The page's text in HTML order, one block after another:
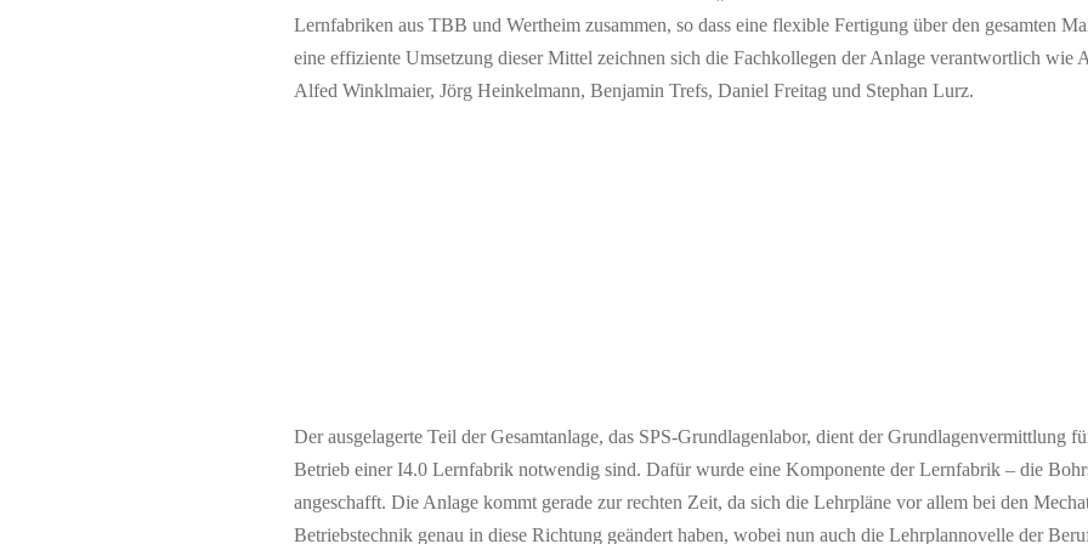
Lernfabriken aus TBB und Wertheim zusammen, so dass eine flexible Fertigung über den gesamten
eine effiziente Umsetzung dieser Mittel zeichnen sich die Fachkollegen der Anlage verantwortlich wie
Alfed Winklmaier, Jörg Heinkelmann, Benjamin Trefs, Daniel Freitag und Stephan Lurz.
Der ausgelagerte Teil der Gesamtanlage, das SPS-Grundlagenlabor, dient der Grundlagenvermittlung
Betrieb einer I4.0 Lernfabrik notwendig sind. Dafür wurde eine Komponente der Lernfabrik – die
angeschafft. Die Anlage kommt gerade zur rechten Zeit, da sich die Lehrpläne vor allem bei den
Betriebstechnik genau in diese Richtung geändert haben, wobei nun auch die Lehrplannovelle der